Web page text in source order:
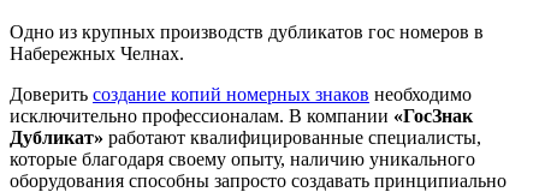
Одно из крупных производств дубликатов гос номеров в
Набережных Челнах.
Доверить создание копий номерных знаков необходимо
исключительно профессионалам. В компании «ГосЗнак
Дубликат» работают квалифицированные специалисты,
которые благодаря своему опыту, наличию уникального
оборудования способны запросто создавать принципиально